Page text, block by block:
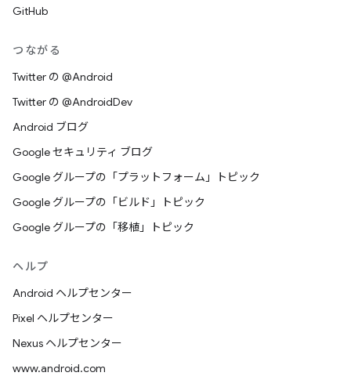
GitHub
つながる
Twitter の @Android
Twitter の @AndroidDev
Android ブログ
Google セキュリティ ブログ
Google グループの「プラットフォーム」トピック
Google グループの「ビルド」トピック
Google グループの「移植」トピック
ヘルプ
Android ヘルプセンター
Pixel ヘルプセンター
Nexus ヘルプセンター
www.android.com